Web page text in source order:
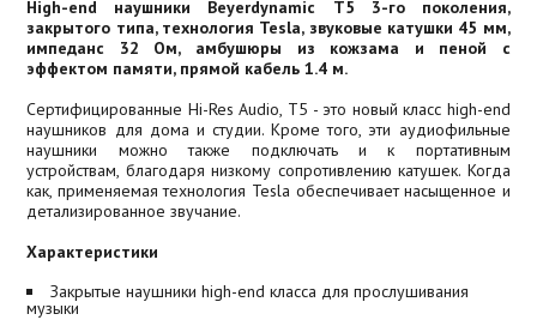
High-end наушники Beyerdynamic Т5 3-го поколения,
закрытого типа, технология Tesla, звуковые катушки 45 мм,
импеданс 32 Ом, амбушюры из кожзама и пеной с
эффектом памяти, прямой кабель 1.4 м.
Сертифицированные Hi-Res Audio, Т5 - это новый класс high-end
наушников для дома и студии. Кроме того, эти аудиофильные
наушники можно также подключать и к портативным
устройствам, благодаря низкому сопротивлению катушек. Когда
как, применяемая технология Tesla обеспечивает насыщенное и
детализированное звучание.
Характеристики
Закрытые наушники high-end класса для прослушивания
музыки